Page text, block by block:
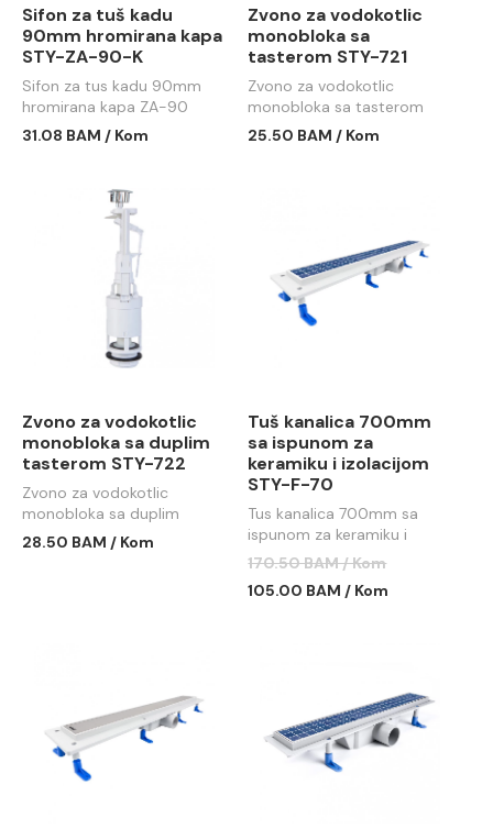
Sifon za tuš kadu
90mm hromirana kapa
STY-ZA-90-K
Sifon za tus kadu 90mm
hromirana kapa ZA-90
STY-ZA-90
31.08 BAM / Kom
Zvono za vodokotlic
monobloka sa
tasterom STY-721
Zvono za vodokotlic
monobloka sa tasterom
STY-721
25.50 BAM / Kom
Zvono za vodokotlic
monobloka sa duplim
tasterom STY-722
Zvono za vodokotlic
monobloka sa duplim
tasterom STY-722
28.50 BAM / Kom
Tuš kanalica 700mm
sa ispunom za
keramiku i izolacijom
STY-F-70
Tus kanalica 700mm sa
ispunom za keramiku i
izolacijom STY-F-70
170.50 BAM / Kom
105.00 BAM / Kom